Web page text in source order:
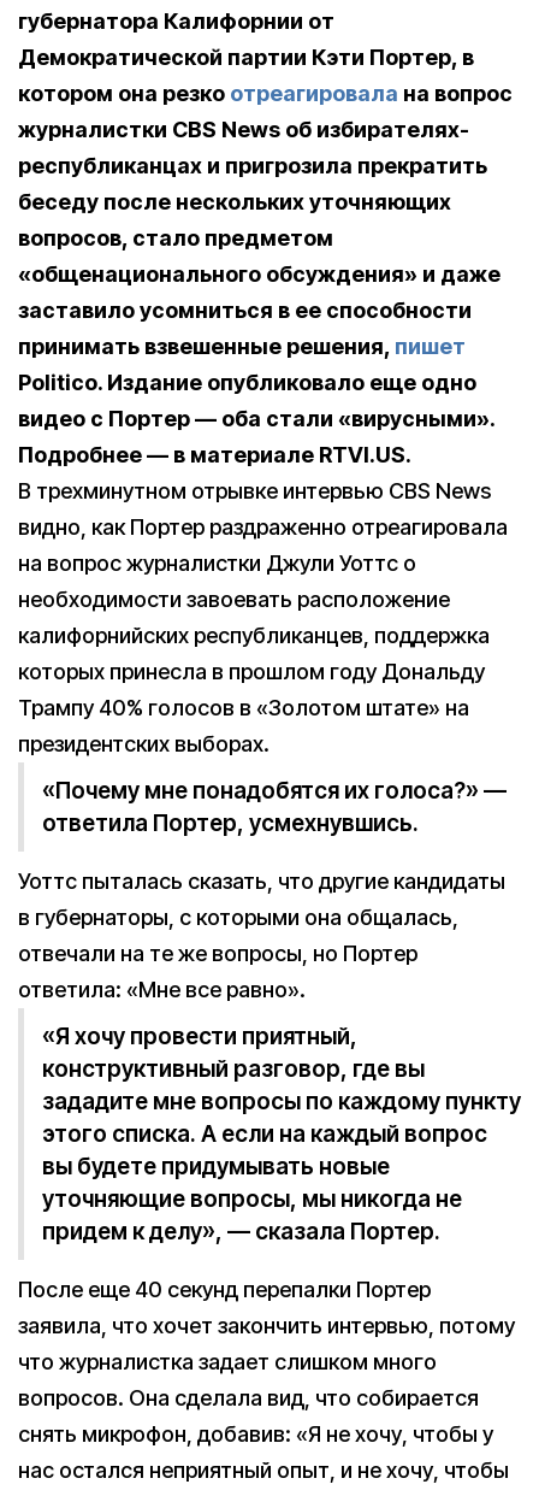
губернатора Калифорнии от
Демократической партии Кэти Портер, в
котором она резко отреагировала на вопрос
журналистки CBS News об избирателях-
республиканцах и пригрозила прекратить
беседу после нескольких уточняющих
вопросов, стало предметом
«общенационального обсуждения» и даже
заставило усомниться в ее способности
принимать взвешенные решения, пишет
Politico. Издание опубликовало еще одно
видео с Портер — оба стали «вирусными».
Подробнее — в материале RTVI.US.
В трехминутном отрывке интервью CBS News
видно, как Портер раздраженно отреагировала
на вопрос журналистки Джули Уоттс о
необходимости завоевать расположение
калифорнийских республиканцев, поддержка
которых принесла в прошлом году Дональду
Трампу 40% голосов в «Золотом штате» на
президентских выборах.
«Почему мне понадобятся их голоса?» —
ответила Портер, усмехнувшись.
Уоттс пыталась сказать, что другие кандидаты
в губернаторы, с которыми она общалась,
отвечали на те же вопросы, но Портер
ответила: «Мне все равно».
«Я хочу провести приятный,
конструктивный разговор, где вы
зададите мне вопросы по каждому пункту
этого списка. А если на каждый вопрос
вы будете придумывать новые
уточняющие вопросы, мы никогда не
придем к делу», — сказала Портер.
После еще 40 секунд перепалки Портер
заявила, что хочет закончить интервью, потому
что журналистка задает слишком много
вопросов. Она сделала вид, что собирается
снять микрофон, добавив: «Я не хочу, чтобы у
нас остался неприятный опыт, и не хочу, чтобы